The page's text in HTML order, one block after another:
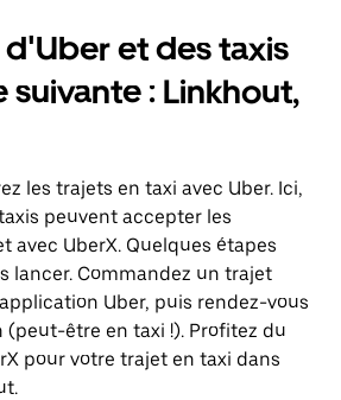
d'Uber et des taxis
suivante : Linkhout,
les trajets en taxi avec Uber. Ici,
peuvent accepter les
avec UberX. Quelques étapes
lancer. Commandez un trajet
Uber, puis rendez-vous
être en taxi !). Profitez du
pour votre trajet en taxi dans